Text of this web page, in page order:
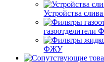
Устройства
газоотделители
ФЖУ